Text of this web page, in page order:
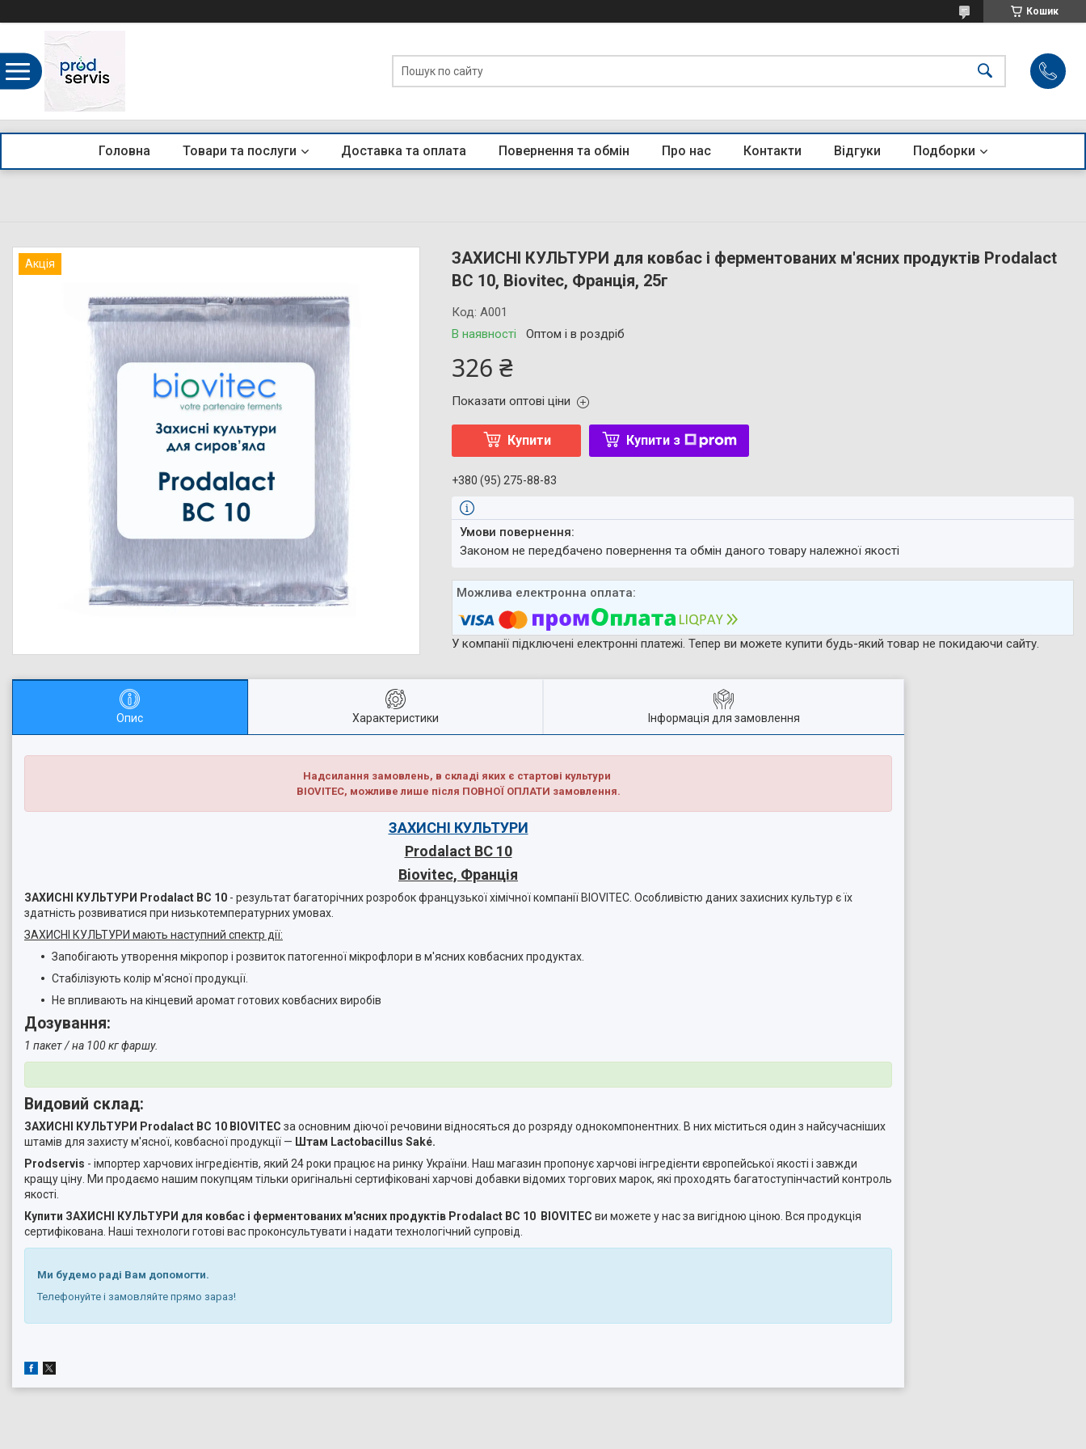
Кошик
Головна Товари та послуги Доставка та оплата Повернення та обмін Про нас Контакти Відгуки Подборки
Акція
ЗАХИСНІ КУЛЬТУРИ для ковбас і ферментованих м'ясних продуктів Prodalaсt
BC 10, Biovitec, Франція, 25г
В наявності Оптом і в роздріб
Код:A001
326 ₴
Показати оптові ціни
Купити Купити з
+380 (95) 275-88-83
Законом не передбачено повернення та обмін даного товару належної якості
У компанії підключені електронні платежі. Тепер ви можете купити будь-який товар не покидаючи сайту.
Опис Характеристики Інформація для замовлення
Надсилання замовлень, в складі яких є стартові культури
BIOVITEC, можливе лише після ПОВНОЇ ОПЛАТИ замовлення.
ЗАХИСНІ КУЛЬТУРИ
Prodalaсt BC 10
Biovitec, Франція
ЗАХИСНІ КУЛЬТУРИ Prodalaсt BC 10 - результат багаторічних розробок французької хімічної компанії BIOVITEC. Особливістю даних захисних культур є їх
здатність розвиватися при низькотемпературних умовах.
ЗАХИСНІ КУЛЬТУРИ мають наступний спектр дії:
Запобігають утворення мікропор і розвиток патогенної мікрофлори в м'ясних ковбасних продуктах.
Стабілізують колір м'ясної продукції.
Не впливають на кінцевий аромат готових ковбасних виробів
Дозування:
1 пакет / на 100 кг фаршу.
Видовий склад:
ЗАХИСНІ КУЛЬТУРИ Prodalaсt BC 10 BIOVITEC за основним діючої речовини відносяться до розряду однокомпонентних. В них міститься один з найсучасніших
штамів для захисту м'ясної, ковбасної продукції — Штам Lactobacillus Saké.
Prodservis - імпортер харчових інгредієнтів, який 24 роки працює на ринку України. Наш магазин пропонує харчові інгредієнти європейської якості і завжди
кращу ціну. Ми продаємо нашим покупцям тільки оригінальні сертифіковані харчові добавки відомих торгових марок, які проходять багатоступінчастий контроль
якості.
Купити ЗАХИСНІ КУЛЬТУРИ для ковбас і ферментованих м'ясних продуктів Prodalaсt BC 10 BIOVITEC ви можете у нас за вигідною ціною. Вся продукція
сертифікована. Наші технологи готові вас проконсультувати і надати технологічний супровід.
Ми будемо раді Вам допомогти.
Телефонуйте і замовляйте прямо зараз!